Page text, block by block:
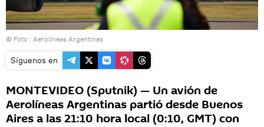
© Foto : Aerolíneas Argentinas
Síguenos en
MONTEVIDEO (Sputnik) — Un avión de
Aerolíneas Argentinas partió desde Buenos
Aires a las 21:10 hora local (0:10, GMT) con